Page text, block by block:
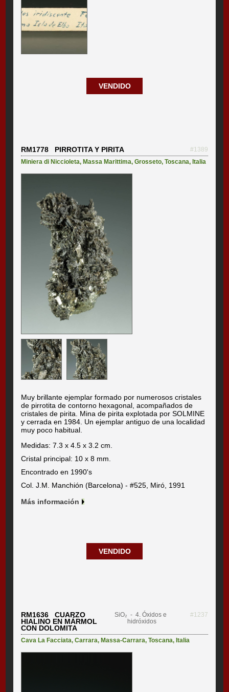
VENDIDO
RM1778 PIRROTITA Y PIRITA
#1389
Miniera di Niccioleta, Massa Marittima,Grosseto,Toscana, Italia
Muy brillante ejemplar formado por numerosos cristales
de pirrotita de contorno hexagonal, acompañados de
cristales de pirita. Mina de pirita explotada por SOLMINE
y cerrada en 1984. Un ejemplar antiguo de una localidad
muy poco habitual.
Medidas: 7.3 x 4.5 x 3.2 cm.
Cristal principal: 10 x 8 mm.
Encontrado en 1990's
Col. J.M. Manchión (Barcelona) - #525, Miró, 1991
Más información
VENDIDO
RM1636 CUARZO
HIALINO EN MÁRMOL
CON DOLOMITA
SiO₂ - 4. Óxidos e
hidróxidos
#1237
Cava La Facciata,Carrara, Massa-Carrara,Toscana, Italia